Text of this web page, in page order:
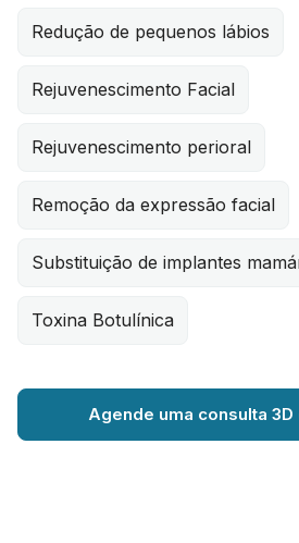
Redução de pequenos lábios
Rejuvenescimento Facial
Rejuvenescimento perioral
Remoção da expressão facial
Substituição de implantes
Toxina Botulínica
Agende uma consulta